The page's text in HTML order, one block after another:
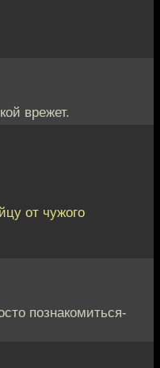
врежет.
от чужого
познакомиться-